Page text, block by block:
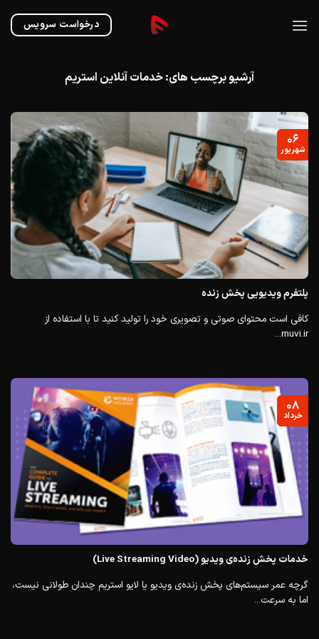
درخواست سرویس
آرشیو برچسب های:خدمات آنلاین استریم
پلتفرم ویدیویی پخش زنده
کافی است محتوای صوتی و تصویری خود را تولید کنید تا با استفاده از
muvi.ir...
۰۶
شهریور
خدمات پخش زنده‌ی ویدیو (Live Streaming Video)
گرچه عمر سیستم‌های پخش زنده‌ی ویدیو یا لایو استریم چندان طولانی نیست،
اما به سرعت...
۰۸
خرداد